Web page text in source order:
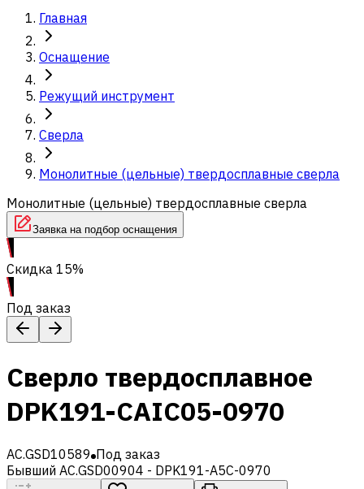
Главная
Оснащение
Режущий инструмент
Сверла
Монолитные (цельные) твердосплавные сверла
Монолитные (цельные) твердосплавные сверла
Заявка на подбор оснащения
Скидка 15%
Под заказ
Сверло твердосплавное
DPK191-CAIC05-0970
AC.GSD10589 Под заказ
Бывший AC.GSD00904 - DPK191-A5C-0970